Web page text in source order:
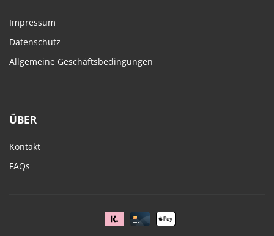
Impressum
Datenschutz
Allgemeine Geschäftsbedingungen
ÜBER
Kontakt
FAQs